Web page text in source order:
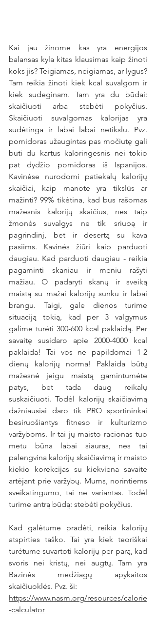
Kai jau žinome kas yra energijos
balansas kyla kitas klausimas kaip žinoti
koks jis? Teigiamas, neigiamas, ar lygus?
Tam reikia žinoti kiek kcal suvalgom ir
kiek sudeginam. Tam yra du būdai:
skaičiuoti arba stebėti pokyčius.
Skaičiuoti suvalgomas kalorijas yra
sudėtinga ir labai labai netikslu. Pvz.
pomidoras užaugintas pas močiutę gali
būti du kartus kaloringesnis nei tokio
pat dydžio pomidoras iš Ispanijos.
Kavinėse nurodomi patiekalų kalorijų
skaičiai, kaip manote yra tikslūs ar
mažinti? 99% tikėtina, kad bus rašomas
mažesnis kalorijų skaičius, nes taip
žmonės suvalgys ne tik sriubą ir
pagrindinį, bet ir desertą su kava
pasiims. Kavinės žiūri kaip parduoti
daugiau. Kad parduoti daugiau - reikia
pagaminti skaniau ir meniu rašyti
mažiau. O padaryti skanų ir sveiką
maistą su mažai kalorijų sunku ir labai
brangu. Taigi, gale dienos turime
situaciją tokią, kad per 3 valgymus
galime turėti 300-600 kcal paklaidą. Per
savaitę susidaro apie 2000-4000 kcal
paklaida! Tai vos ne papildomai 1-2
dienų kalorijų norma! Paklaida būtų
mažesnė jeigu maistą gamintumėte
patys, bet tada daug reikalų
suskaičiuoti. Todėl kalorijų skaičiavimą
dažniausiai daro tik PRO sportininkai
besiruošiantys fitneso ir kulturizmo
varžyboms. Ir tai jų maisto racionas tuo
metu būna labai siauras, nes tai
palengvina kalorijų skaičiavimą ir maisto
kiekio korekcijas su kiekviena savaite
artėjant prie varžybų. Mums, norintiems
sveikatingumo, tai ne variantas. Todėl
turime antrą būdą: stebėti pokyčius.
Kad galėtume pradėti, reikia kalorijų
atspirties taško. Tai yra kiek teoriškai
turėtume suvartoti kalorijų per parą, kad
svoris nei kristų, nei augtų. Tam yra
Bazinės medžiagų apykaitos
skaičiuoklės. Pvz. ši:
https://www.nasm.org/resources/calorie
-calculator